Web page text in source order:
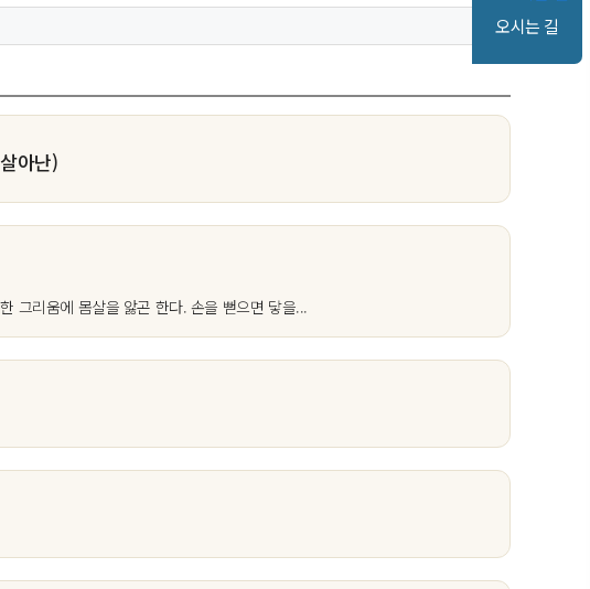
아난)
그리움에 몸살을 앓곤 한다. 손을 뻗으면 닿을...
오시는 길